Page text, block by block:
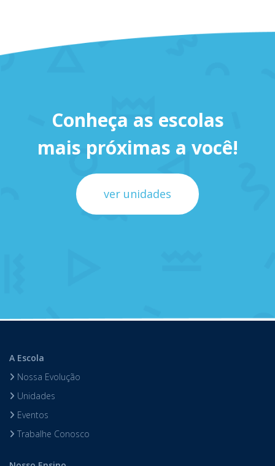
Conheça as escolas
mais próximas a você!
ver unidades
A Escola
Nossa Evolução
Unidades
Eventos
Trabalhe Conosco